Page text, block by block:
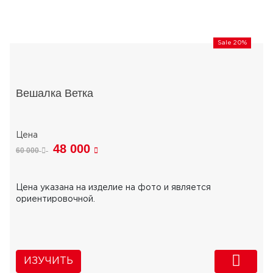
Sale 20%
Вешалка Ветка
60 000 48 000
Цена указана на изделие на фото и является
ориентировочной.
ИЗУЧИТЬ